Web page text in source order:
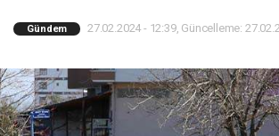
Gündem 27.02.2024 - 12:39, Güncelleme: